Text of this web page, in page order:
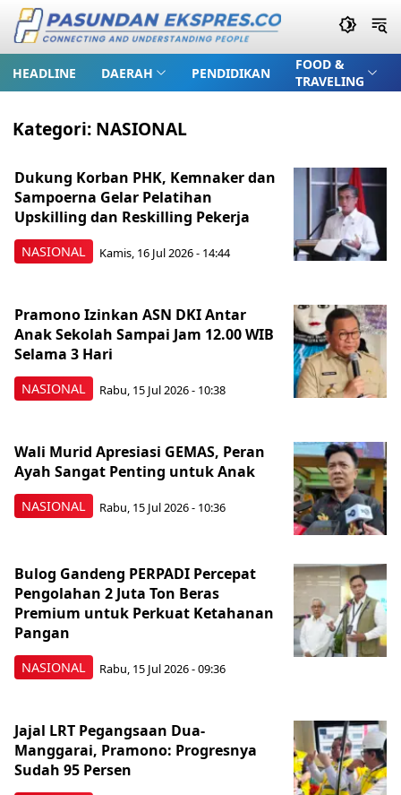
HEADLINE DAERAH PENDIDIKAN
FOOD &
TRAVELING
Kategori: NASIONAL
NASIONAL
Dukung Korban PHK, Kemnaker dan
Sampoerna Gelar Pelatihan
Upskilling dan Reskilling Pekerja
Kamis, 16 Jul 2026 - 14:44
NASIONAL
Pramono Izinkan ASN DKI Antar
Anak Sekolah Sampai Jam 12.00 WIB
Selama 3 Hari
Rabu, 15 Jul 2026 - 10:38
NASIONAL
Wali Murid Apresiasi GEMAS, Peran
Ayah Sangat Penting untuk Anak
Rabu, 15 Jul 2026 - 10:36
NASIONAL
Bulog Gandeng PERPADI Percepat
Pengolahan 2 Juta Ton Beras
Premium untuk Perkuat Ketahanan
Pangan
Rabu, 15 Jul 2026 - 09:36
Jajal LRT Pegangsaan Dua-
Manggarai, Pramono: Progresnya
Sudah 95 Persen